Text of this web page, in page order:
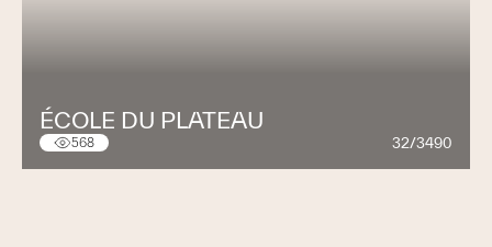
ÉCOLE DU PLATEAU
568 32/3490